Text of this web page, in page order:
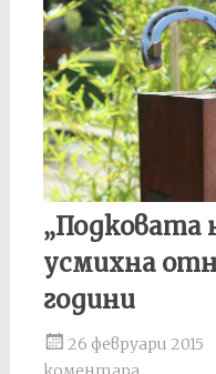
„Подковата
усмихна
години
26 февруари 2015